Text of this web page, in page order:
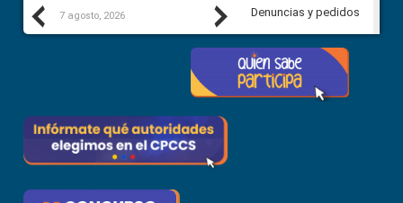
Previous
7 agosto, 2026 7 agosto, 2026
Next
Denuncias y pedidos